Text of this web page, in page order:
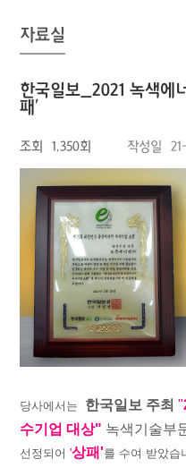
자료실
한국일보_2021 녹색에
패'
조회 1,350회 작성일
당사에서는 한국일보 주최 "
수기업 대상" 녹색기술부
선정되어'상패'를 수여 받았습